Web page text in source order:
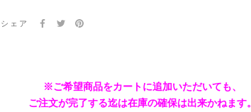
シェア
※ご希望商品をカートに追加いただいても、
ご注文が完了する迄は在庫の確保は出来かねます。